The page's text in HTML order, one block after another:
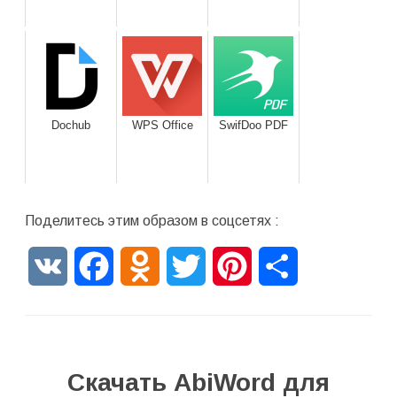
Dochub WPS Office SwifDoo PDF
Поделитесь этим образом в соцсетях :
VK FacebookOdnoklassniki
Twitter Pinterest
Скачать AbiWord для